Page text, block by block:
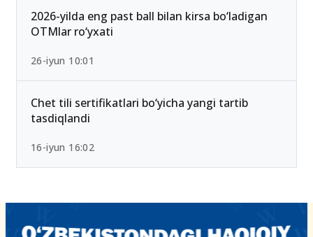
2026-yilda eng past ball bilan kirsa bo‘ladigan
OTMlar ro‘yxati
26-iyun 10:01
Chet tili sertifikatlari bo‘yicha yangi tartib
tasdiqlandi
16-iyun 16:02